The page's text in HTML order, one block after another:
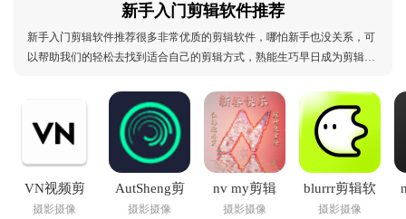
新手入门剪辑软件推荐
新手入门剪辑软件推荐很多非常优质的剪辑软件，哪怕新手也没关系，可
以帮助我们的轻松去找到适合自己的剪辑方式，熟能生巧早日成为剪辑大
喜好来进行选择，尝试不一样的简洁方式，创造出更多灵感才会有更好的
作品，喜欢的小伙伴就来试试吧！新手入门剪辑软
VN视频剪
辑下载安卓
摄影摄像
AutSheng剪
辑软件正版
摄影摄像
nv my剪辑
软件手机版
摄影摄像
blurrr剪辑软
件下载安卓
摄影摄像